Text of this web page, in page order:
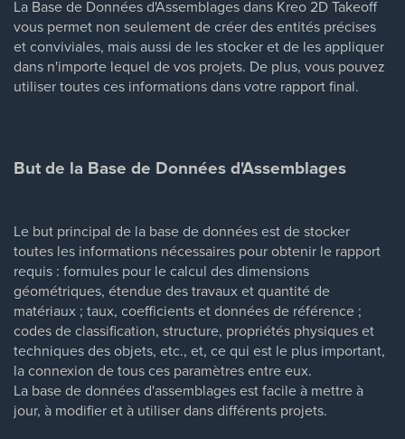
La Base de Données d'Assemblages dans Kreo 2D Takeoff
vous permet non seulement de créer des entités précises
et conviviales, mais aussi de les stocker et de les appliquer
dans n'importe lequel de vos projets. De plus, vous pouvez
utiliser toutes ces informations dans votre rapport final.
But de la Base de Données d'Assemblages
Le but principal de la base de données est de stocker
toutes les informations nécessaires pour obtenir le rapport
requis : formules pour le calcul des dimensions
géométriques, étendue des travaux et quantité de
matériaux ; taux, coefficients et données de référence ;
codes de classification, structure, propriétés physiques et
techniques des objets, etc., et, ce qui est le plus important,
la connexion de tous ces paramètres entre eux.
La base de données d'assemblages est facile à mettre à
jour, à modifier et à utiliser dans différents projets.